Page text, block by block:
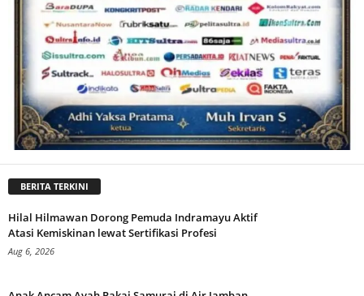
BERITA TERKINI
Hilal Hilmawan Dorong Pemuda Indramayu Aktif
Atasi Kemiskinan lewat Sertifikasi Profesi
Aug 6, 2026